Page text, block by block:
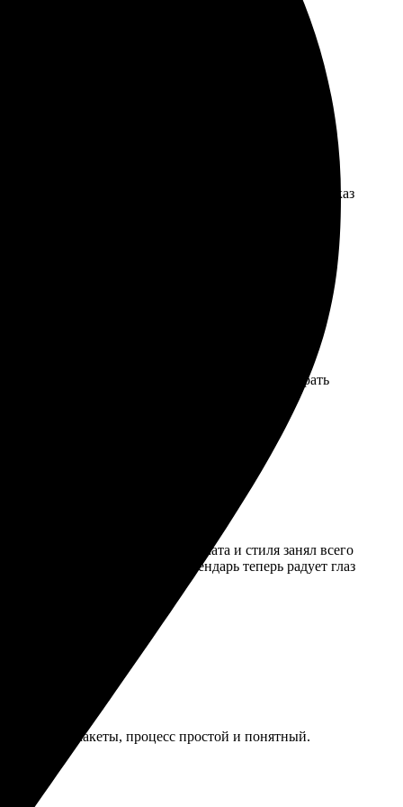
картинки яркие. Делала подарок родным, все в
Выбор дизайна порадовал, нашла то, что искала. Заказ
Качество печати высокое, итог меня приятно
удивило. Удобно, что есть возможность выбрать
Рекомендую всем!
на сайте, выбор формата и стиля занял всего
очень надежно. Календарь теперь радует глаз
выбрать макеты, процесс простой и понятный.